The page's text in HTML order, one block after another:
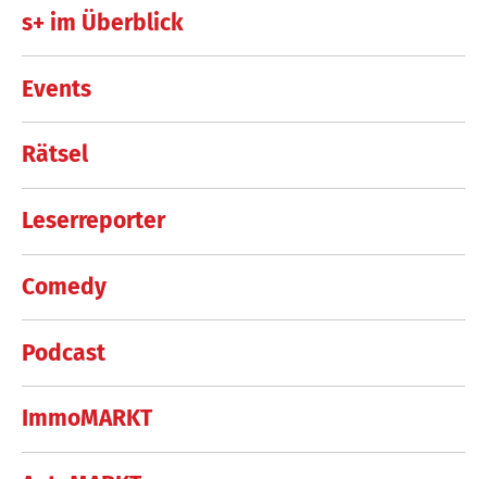
s+ im Überblick
Events
Rätsel
Leserreporter
Comedy
Podcast
ImmoMARKT